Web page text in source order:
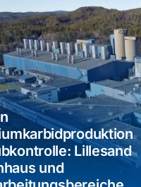
Lillesand
und